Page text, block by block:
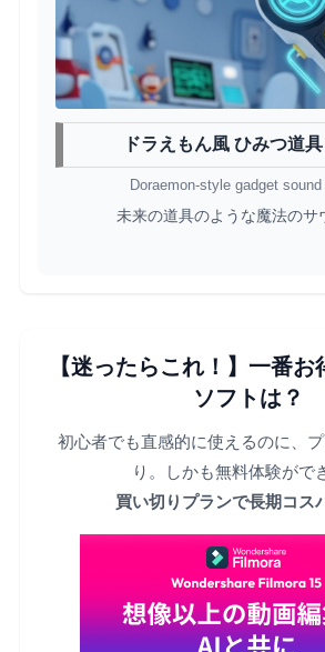
ドラえもん風 ひみつ道
Doraemon-style gadget sound
未来の道具のような魔法のサ
【迷ったらこれ！】一番
ソフトは？
初心者でも直感的に使えるのに、
り。しかも無料体験がで
買い切りプランで長期コス